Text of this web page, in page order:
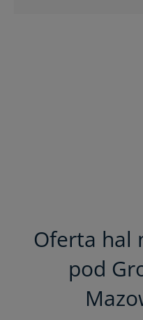
Oferta hal
pod